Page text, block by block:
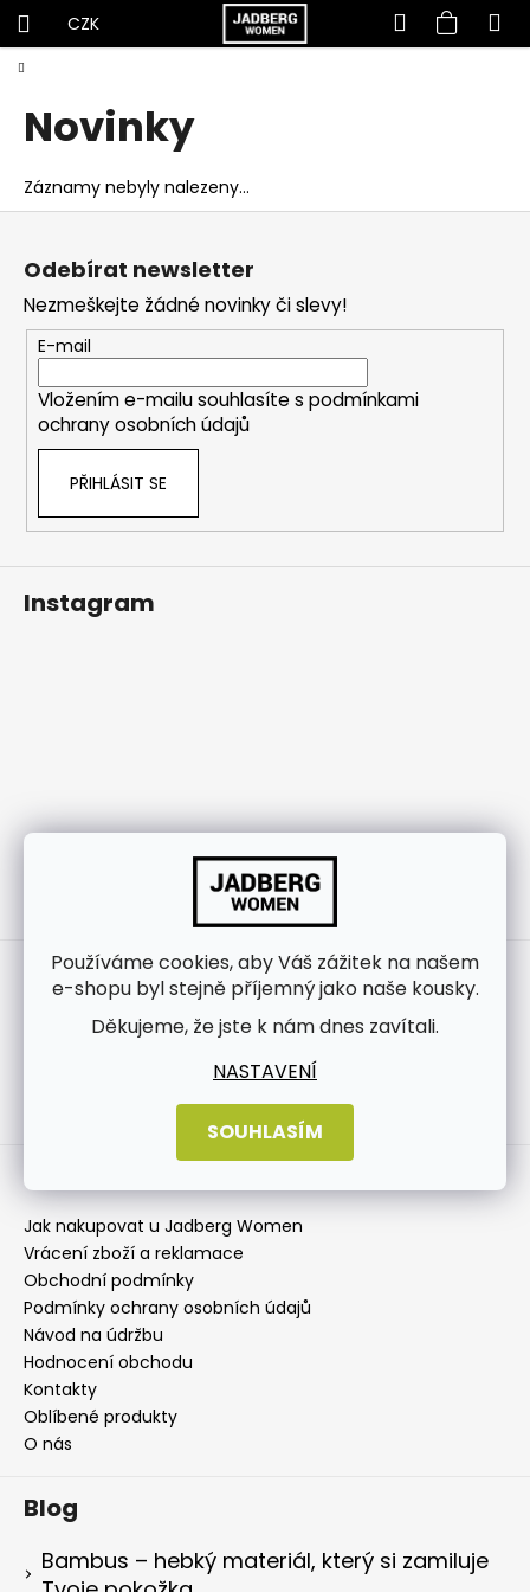
Používáme cookies, aby Váš zážitek na našem
e-shopu byl stejně příjemný jako naše kousky.
Děkujeme, že jste k nám dnes zavítali.
NASTAVENÍ
SOUHLASÍM
Přejít
na
CZK Hledat
Přihlášení
Novinky
Záznamy nebyly nalezeny...
K
o
p
o
t
e
b
u
e
e
a
í
t
Z
Odebírat newsletter
Nezmeškejte žádné novinky či slevy!
E-mail
Vložením e-mailu souhlasíte s podmínkami
ochrany osobních údajů
PŘIHLÁSIT SE
Instagram
Sledovat na Instagramu
Kontakt
@jadbergwomen.cz
Jadberg Women Facebook
jadbergwomen
Informace pro vás
Jak nakupovat u Jadberg Women
Vrácení zboží a reklamace
Obchodní podmínky
Podmínky ochrany osobních údajů
Návod na údržbu
Hodnocení obchodu
Kontakty
Oblíbené produkty
O nás
Blog
Bambus – hebký materiál, který si zamiluje